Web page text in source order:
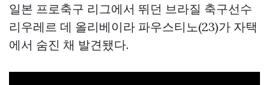
일본 프로축구 리그에서 뛰던 브라질 축구선수
리우레르 데 올리베이라 파우스티노(23)가 자택
에서 숨진 채 발견됐다.